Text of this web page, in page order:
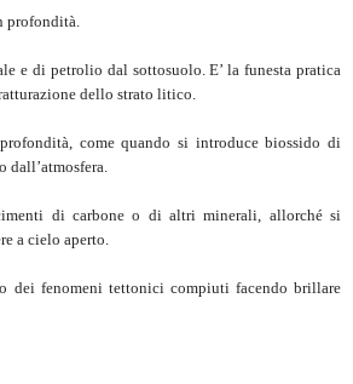
profondità.
e di petrolio dal sottosuolo. E’ la funesta pratica
dello strato litico.
come quando si introduce biossido di
dall’atmosfera.
di carbone o di altri minerali, allorché si
a cielo aperto.
dei fenomeni tettonici compiuti facendo brillare